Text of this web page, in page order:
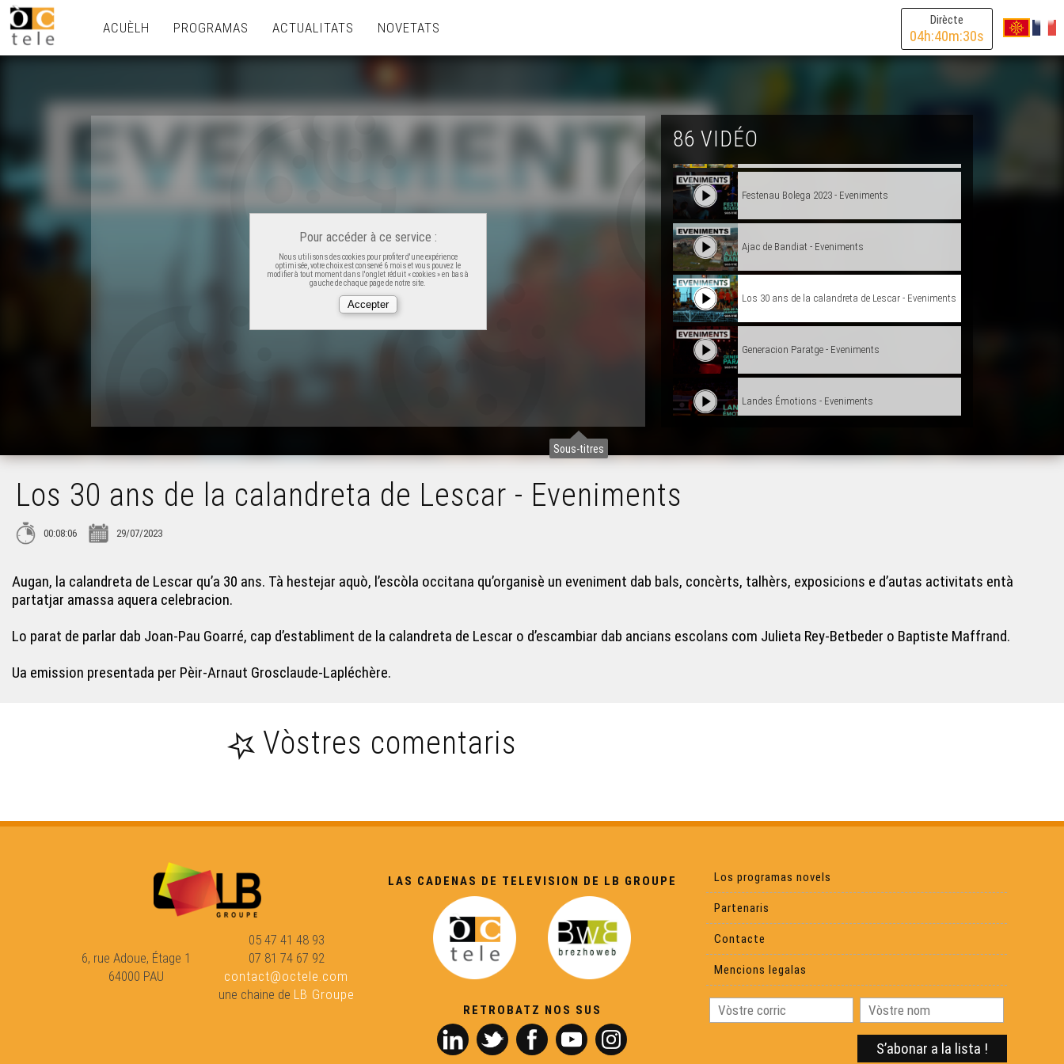
Dirècte
04h:40m:30s
ACUÈLH PROGRAMAS ACTUALITATS NOVETATS
Sous-titres
Pour accéder à ce service :
Nous utilisons des cookies pour profiter d'une expérience
optimisée, votre choix est conservé 6 mois et vous pouvez le
modifier à tout moment dans l'onglet réduit « cookies » en bas à
gauche de chaque page de notre site.
86 VIDÉOBest of Eveniments 2022 - Eveniments
Festenau Bolega 2023 - Eveniments
Ajac de Bandiat - Eveniments
Los 30 ans de la calandreta de Lescar - Eveniments
Generacion Paratge - Eveniments
Landes Émotions - Eveniments
Asta’folk - Eveniments
La Pastorala de Nadau d'Anglet - Eveniments
Rugbí Pau–Vannes - Eveniments
Jornadas Pro : CERC - Eveniments
Los 30 ans de la calandreta de Lescar - Eveniments
00:08:06 29/07/2023
Augan, la calandreta de Lescar qu’a 30 ans. Tà hestejar aquò, l’escòla occitana qu’organisè un eveniment dab bals, concèrts, talhèrs, exposicions e d’autas activitats entà
partatjar amassa aquera celebracion.
Lo parat de parlar dab Joan-Pau Goarré, cap d’establiment de la calandreta de Lescar o d’escambiar dab ancians escolans com Julieta Rey-Betbeder o Baptiste Maffrand.
Ua emission presentada per Pèir-Arnaut Grosclaude-Lapléchère.
Vòstres comentaris
6, rue Adoue, Étage 1
64000 PAU
05 47 41 48 93
07 81 74 67 92
contact@octele.com
une chaine de LB Groupe
LAS CADENAS DE TELEVISION DE LB GROUPE
RETROBATZ NOS SUS
Los programas novels
Partenaris
Contacte
Mencions legalas